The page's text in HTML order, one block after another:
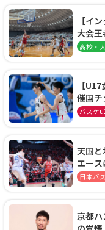
【イ
大会王
阜女
高校・
【
催国チ
通過
バスケ
天国と
エー
0.4秒
日本バ
京都